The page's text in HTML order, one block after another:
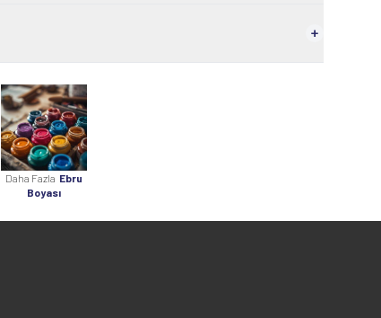
Daha Fazla Ebru
Boyası